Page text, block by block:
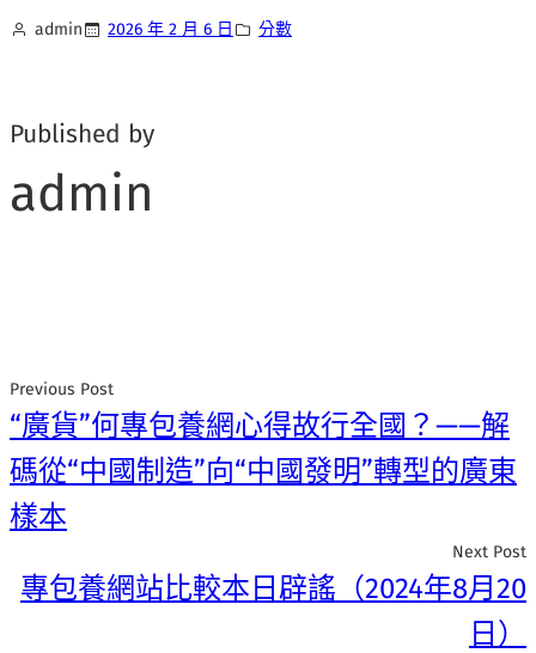
admin 2026 年 2 月 6 日 分數
Published by
admin
Previous Post
“廣貨”何專包養網心得故行全國？——解
碼從“中國制造”向“中國發明”轉型的廣東
樣本
Next Post
專包養網站比較本日辟謠（2024年8月20
日）